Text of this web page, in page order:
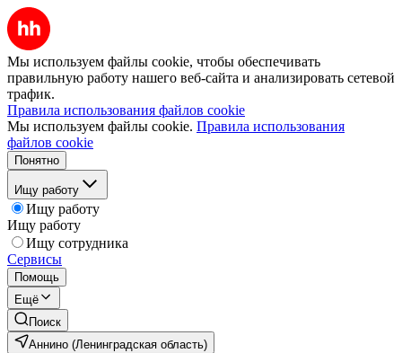
Мы используем файлы cookie, чтобы обеспечивать
правильную работу нашего веб-сайта и анализировать сетевой
трафик.
Правила использования файлов cookie
Мы используем файлы cookie. Правила использования
файлов cookie
Понятно
Ищу работу
Ищу работу
Ищу работу
Ищу сотрудника
Сервисы
Помощь
Ещё
Поиск
Аннино (Ленинградская область)